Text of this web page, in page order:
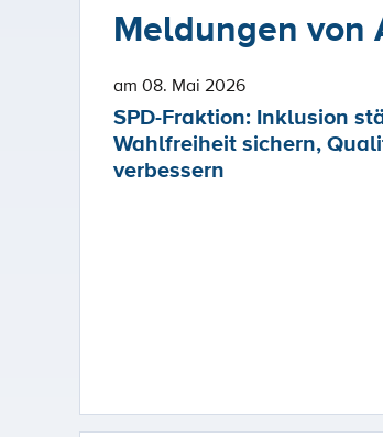
Meldungen von
am 08. Mai 2026
SPD-Fraktion: Inklusion
Wahlfreiheit sichern,
verbessern